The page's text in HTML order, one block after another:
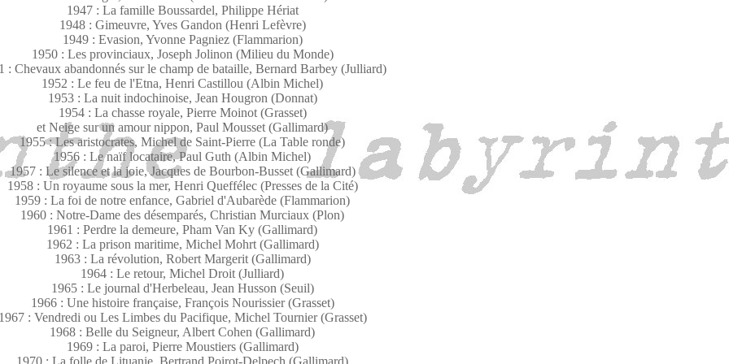
1947 : La famille Boussardel, Philippe Hériat
1948 : Gimeuvre, Yves Gandon (Henri Lefèvre)
1949 : Evasion, Yvonne Pagniez (Flammarion)
1950 : Les provinciaux, Joseph Jolinon (Milieu du Monde)
: Chevaux abandonnés sur le champ de bataille, Bernard Barbey (Julliard)
1952 : Le feu de l'Etna, Henri Castillou (Albin Michel)
1953 : La nuit indochinoise, Jean Hougron (Donnat)
1954 : La chasse royale, Pierre Moinot (Grasset)
et Neige sur un amour nippon, Paul Mousset (Gallimard)
1955 : Les aristocrates, Michel de Saint-Pierre (La Table ronde)
1956 : Le naïf locataire, Paul Guth (Albin Michel)
1957 : Le silence et la joie, Jacques de Bourbon-Busset (Gallimard)
1958 : Un royaume sous la mer, Henri Queffélec (Presses de la Cité)
1959 : La foi de notre enfance, Gabriel d'Aubarède (Flammarion)
1960 : Notre-Dame des désemparés, Christian Murciaux (Plon)
1961 : Perdre la demeure, Pham Van Ky (Gallimard)
1962 : La prison maritime, Michel Mohrt (Gallimard)
1963 : La révolution, Robert Margerit (Gallimard)
1964 : Le retour, Michel Droit (Julliard)
1965 : Le journal d'Herbeleau, Jean Husson (Seuil)
1966 : Une histoire française, François Nourissier (Grasset)
: Vendredi ou Les Limbes du Pacifique, Michel Tournier (Grasset)
1968 : Belle du Seigneur, Albert Cohen (Gallimard)
1969 : La paroi, Pierre Moustiers (Gallimard)
1970 : La folle de Lituanie, Bertrand Poirot-Delpech (Gallimard)